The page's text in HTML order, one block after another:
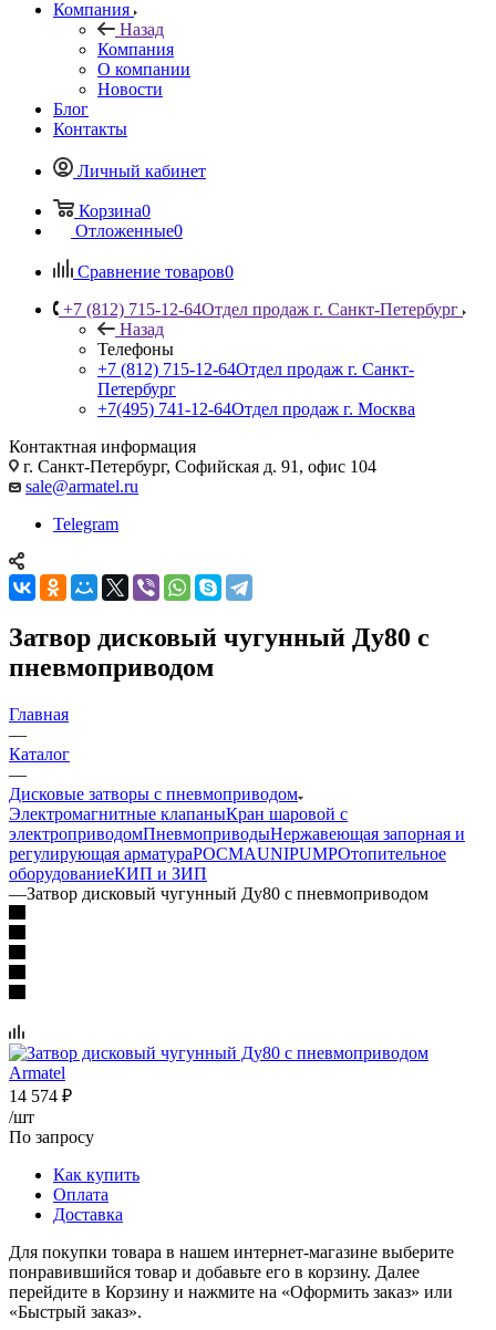
Компания
Назад
Компания
О компании
Новости
Блог
Контакты
Личный кабинет
Корзина0
Отложенные0
Сравнение товаров0
+7 (812) 715-12-64Отдел продаж г. Санкт-Петербург
Назад
Телефоны
+7 (812) 715-12-64Отдел продаж г. Санкт-
Петербург
+7(495) 741-12-64Отдел продаж г. Москва
Контактная информация
г. Санкт-Петербург, Софийская д. 91, офис 104
sale@armatel.ru
Telegram
Затвор дисковый чугунный Ду80 с
пневмоприводом
Главная
—
Каталог
—
Дисковые затворы с пневмоприводом
Электромагнитные клапаныКран шаровой с
электроприводомПневмоприводыНержавеющая запорная и
регулирующая арматураРОСМАUNIPUMPОтопительное
оборудованиеКИП и ЗИП
—Затвор дисковый чугунный Ду80 с пневмоприводом
14 574 ₽
/шт
По запросу
Как купить
Оплата
Доставка
Для покупки товара в нашем интернет-магазине выберите
понравившийся товар и добавьте его в корзину. Далее
перейдите в Корзину и нажмите на «Оформить заказ» или
«Быстрый заказ».